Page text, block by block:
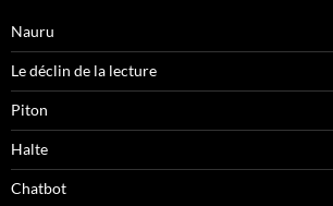
Nauru
Le déclin de la lecture
Piton
Halte
Chatbot